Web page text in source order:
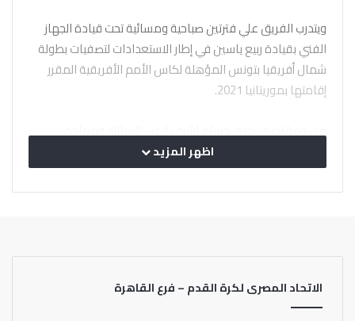
ويتدرب الفريق علي فترتين صباحية ومسائية تحت قيادة الجهاز
الفني بقيادة ربيع ياسين في إطار الاستعدادات لتصفيات بطولة
شمال أفريقيا بتونس المؤهلة لكاس الأمم الأفريقية المقرر
إقامتها بموريتانيا 2021.
من جهة اخري يجري حسام اشرف لاعب الزمالك ومهاجم
المنتخب جلسات علاج طبيعي لمدة ثلاث ايام لشعوره بآلام في
العضلة الضامة ومن المنتظر ان يعود الي المشاركة مع الفريق
عقب مباراة الديوانية العراقي استعدادا للسفر الي تونس في
اظهر المزيد
الاتحاد المصرى لكرة القدم – فرع القاهرة